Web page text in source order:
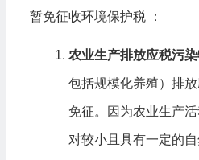
暂免征收环境保护税 ：
农业生产排放应税污
包括规模化养殖）排
免征。因为农业生产
对较小且具有一定的